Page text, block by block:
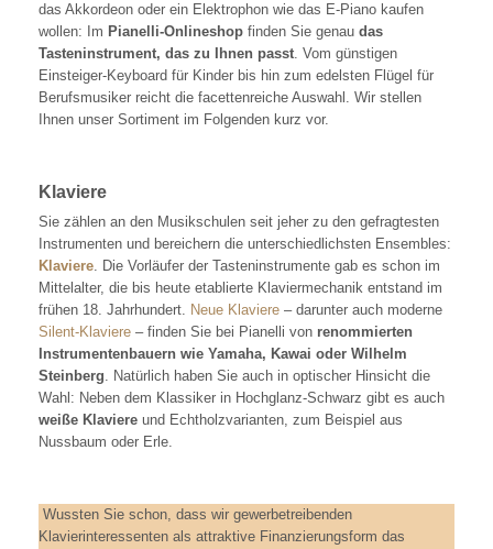
das Akkordeon oder ein Elektrophon wie das E-Piano kaufen
wollen: Im Pianelli-Onlineshopfinden Sie genau das
Tasteninstrument, das zu Ihnen passt. Vom günstigen
Einsteiger-Keyboard für Kinder bis hin zum edelsten Flügel für
Berufsmusiker reicht die facettenreiche Auswahl. Wir stellen
Ihnen unser Sortiment im Folgenden kurz vor.
Klaviere
Sie zählen an den Musikschulen seit jeher zu den gefragtesten
Instrumenten und bereichern die unterschiedlichsten Ensembles:
Klaviere. Die Vorläufer der Tasteninstrumente gab es schon im
Mittelalter, die bis heute etablierte Klaviermechanik entstand im
frühen 18. Jahrhundert. Neue Klaviere– darunter auch moderne
Silent-Klaviere– finden Sie bei Pianelli von renommierten
Instrumentenbauern wie Yamaha, Kawai oder Wilhelm
Steinberg. Natürlich haben Sie auch in optischer Hinsicht die
Wahl: Neben dem Klassiker in Hochglanz-Schwarz gibt es auch
weiße Klaviereund Echtholzvarianten, zum Beispiel aus
Nussbaum oder Erle.
Wussten Sie schon, dass wir gewerbetreibenden
Klavierinteressenten als attraktive Finanzierungsform das